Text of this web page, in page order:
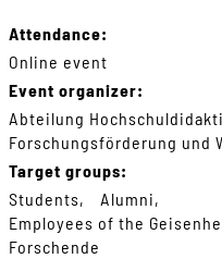
Attendance:
Online event
Event organizer:
Abteilung
Forschungsförderung und
Target groups:
Students
Alumni
Employees of the
Forschende